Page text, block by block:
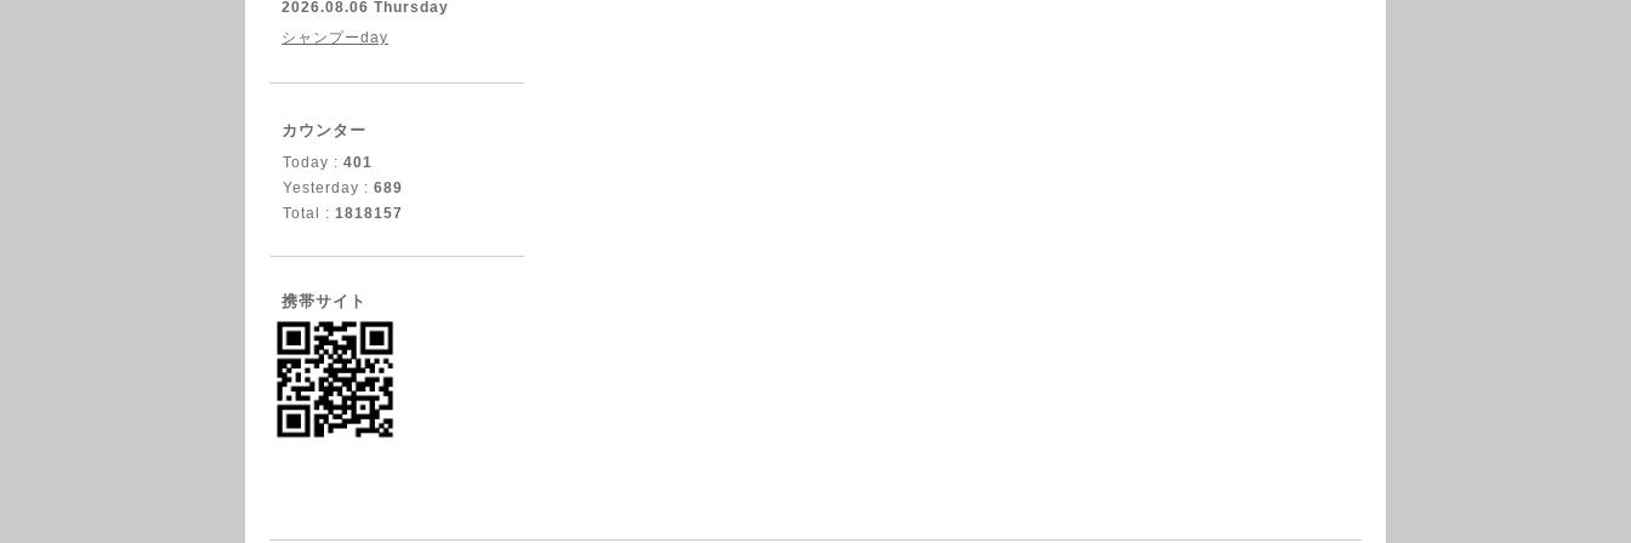
2026.08.06 Thursday
シャンプーday
カウンター
Today : 401
Yesterday : 689
Total : 1818157
携帯サイト